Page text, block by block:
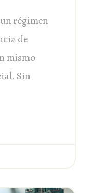
régimen
de
mismo
Sin